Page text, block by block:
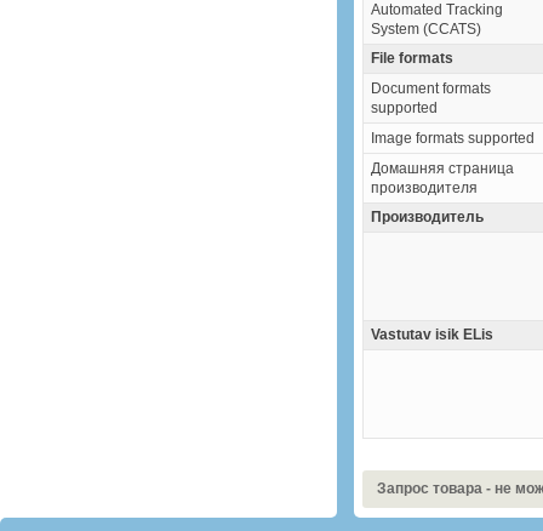
Automated Tracking
System (CCATS)
File formats
Document formats
supported
Image formats supported
Домашняя страница
производителя
Производитель
Vastutav isik ELis
Запрос товара - не